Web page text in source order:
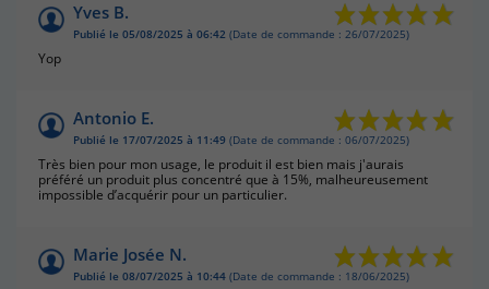
Yves B.
Publié le 05/08/2025 à 06:42 (Date de commande : 26/07/2025)
Yop
Antonio E.
Publié le 17/07/2025 à 11:49 (Date de commande : 06/07/2025)
Très bien pour mon usage, le produit il est bien mais j'aurais
préféré un produit plus concentré que à 15%, malheureusement
impossible d’acquérir pour un particulier.
Marie Josée N.
Publié le 08/07/2025 à 10:44 (Date de commande : 18/06/2025)